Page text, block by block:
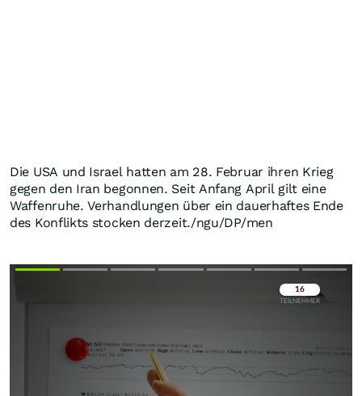
Die USA und Israel hatten am 28. Februar ihren Krieg
gegen den Iran begonnen. Seit Anfang April gilt eine
Waffenruhe. Verhandlungen über ein dauerhaftes Ende
des Konflikts stocken derzeit./ngu/DP/men